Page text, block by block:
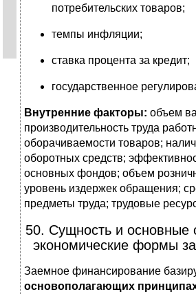
потребительских товаров;
темпы инфляции;
ставка процента за кредит;
государственное
Внутренние факторы: объем
производительность труда
оборачиваемости товаров;
оборотных средств;
основных фондов; объем
уровень издержек обращения;
предметы труда; трудовые
50. Сущность и основные
экономические формы
Заемное финансирование
основополагающих